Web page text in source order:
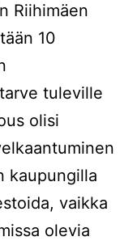
Riihimäen
10
tuleville
olisi
kaupungilla
vaikka
olevia